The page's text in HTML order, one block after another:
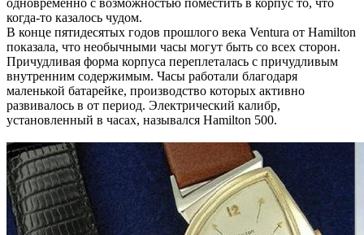
когда-то казалось чудом.
В конце пятидесятых годов прошлого века Ventura от Hamilton
показала, что необычными часы могут быть со всех сторон.
Причудливая форма корпуса переплеталась с причудливым
внутренним содержимым. Часы работали благодаря
маленькой батарейке, производство которых активно
развивалось в от период. Электрический калибр,
установленный в часах, назывался Hamilton 500.